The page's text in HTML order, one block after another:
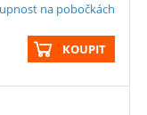
na pobočkách
KOUPIT